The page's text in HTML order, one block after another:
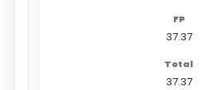
37.37
37.37